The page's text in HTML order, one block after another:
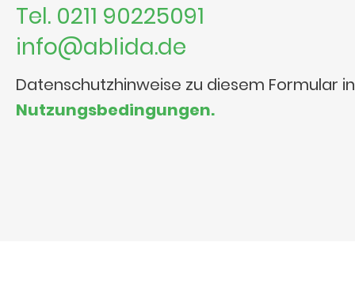
Tel. 0211 90225091
info@ablida.de
Datenschutzhinweise zu diesem Formular
Nutzungsbedingungen.